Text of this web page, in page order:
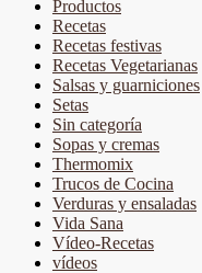
Productos
Recetas
Recetas festivas
Recetas Vegetarianas
Salsas y guarniciones
Setas
Sin categoría
Sopas y cremas
Thermomix
Trucos de Cocina
Verduras y ensaladas
Vida Sana
Vídeo-Recetas
vídeos